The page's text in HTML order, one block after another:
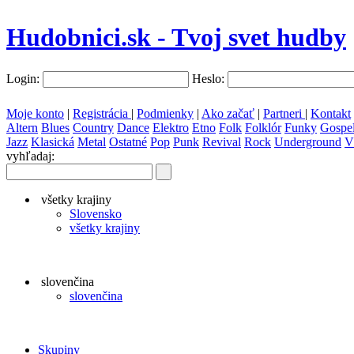
Hudobnici.sk - Tvoj svet hudby
Login: Heslo:
Moje konto | Registrácia | Podmienky | Ako začať | Partneri | Kontakt
Altern Blues Country Dance Elektro Etno Folk Folklór Funky Gospel
Jazz Klasická Metal Ostatné Pop Punk Revival Rock Underground
vyhľadaj:
všetky krajiny
Slovensko
všetky krajiny
slovenčina
slovenčina
Skupiny